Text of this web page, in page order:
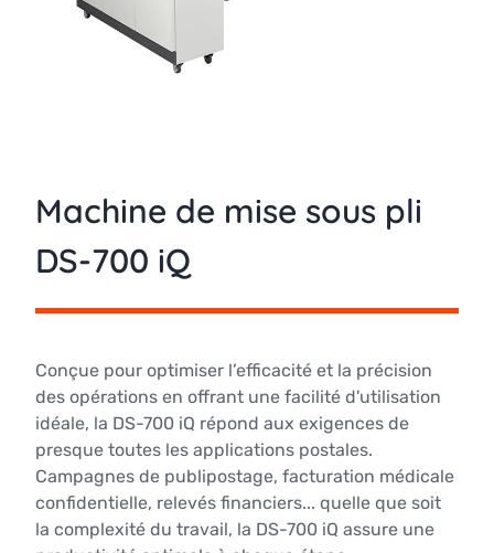
Machine de mise sous pli
DS-700 iQ
Conçue pour optimiser l’efficacité et la précision
des opérations en offrant une facilité d'utilisation
idéale, la DS-700 iQ répond aux exigences de
presque toutes les applications postales.
Campagnes de publipostage, facturation médicale
confidentielle, relevés financiers... quelle que soit
la complexité du travail, la DS-700 iQ assure une